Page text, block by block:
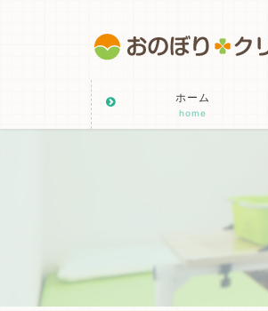
ホーム
home